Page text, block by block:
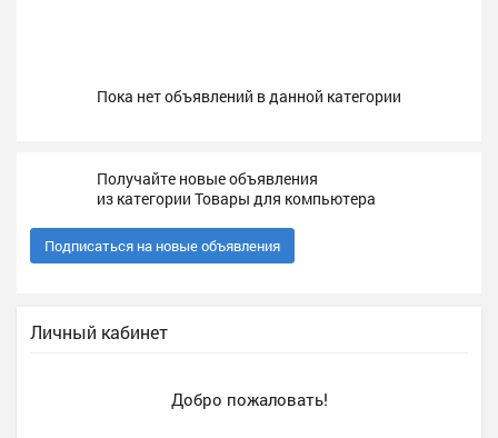
Пока нет объявлений в данной категории
Получайте новые объявления
из категории Товары для компьютера
Подписаться на новые объявления
Личный кабинет
Добро пожаловать!